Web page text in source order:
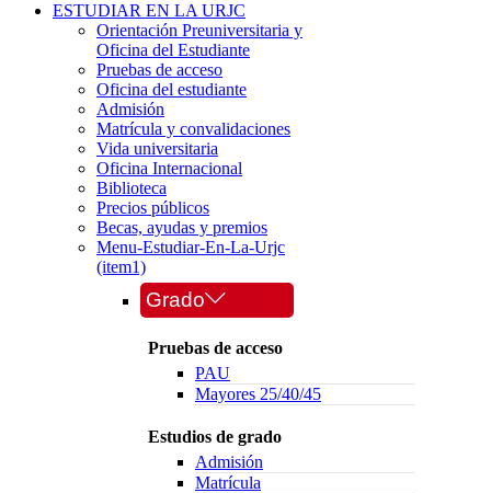
ESTUDIAR EN LA URJC
Orientación Preuniversitaria y
Oficina del Estudiante
Pruebas de acceso
Oficina del estudiante
Admisión
Matrícula y convalidaciones
Vida universitaria
Oficina Internacional
Biblioteca
Precios públicos
Becas, ayudas y premios
Menu-Estudiar-En-La-Urjc
(item1)
Grado
Pruebas de acceso
PAU
Mayores 25/40/45
Estudios de grado
Admisión
Matrícula